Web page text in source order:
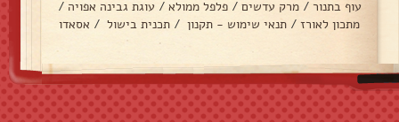
עוף בתנור / מרק עדשים / פלפל ממולא / עוגת גבינה אפויה /
מתכון לאורז / תנאי שימוש - תקנון / תכנית בישול / אסאדו